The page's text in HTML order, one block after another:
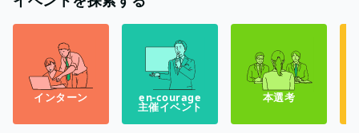
インターン en-courage
主催イベント
本選考